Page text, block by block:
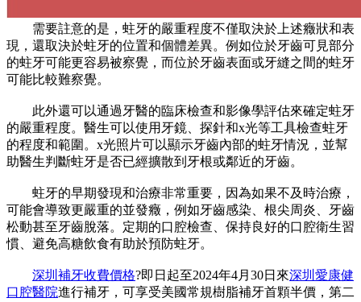
需要註意的是，蛀牙的嚴重程度不僅取決於上述癥狀和表
現，還取決於蛀牙的位置和個體差異。例如位於牙齒可見部分
的蛀牙可能更容易被察覺，而位於牙齒表面或牙縫之間的蛀牙
可能比較難察覺。
此外還可以通過牙醫的臨床檢查和影像學評估來確定蛀牙
的嚴重程度。醫生可以使用牙鏡、探針和x光等工具檢查蛀牙
的程度和範圍。x光照片可以顯示牙齒內部的蛀牙情況，並幫
助醫生判斷蛀牙是否已經擴散到牙根或鄰近的牙齒。
蛀牙的早期發現和治療非常重要，因為如果不及時治療，
可能會導致更嚴重的並發癥，例如牙齒感染、根尖周炎、牙齒
松動甚至牙齒脫落。定期的口腔檢查、保持良好的口腔衛生習
慣、避免高糖飲食有助於預防蛀牙。
深圳補牙收費價格?即日起至2024年4月30日來深圳愛康健
口腔醫院進行補牙，可享受美國常規樹脂補牙首顆半價，第二